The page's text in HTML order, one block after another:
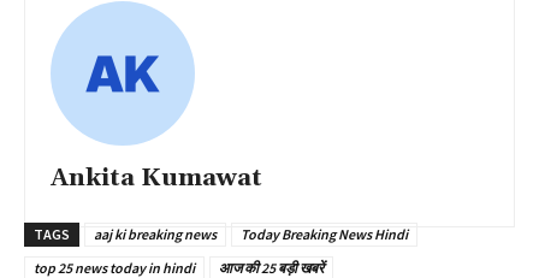
Ankita Kumawat
TAGS aaj ki breaking news
Today Breaking News Hindi
top 25 news today in hindi
आज की 25 बड़ी खबरें